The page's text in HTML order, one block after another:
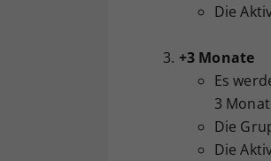
Die
+3 Monate
Es
3
Die
Die